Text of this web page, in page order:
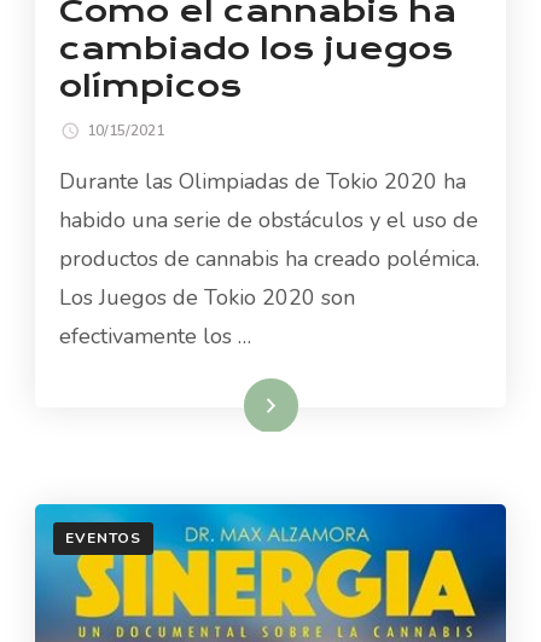
Como el cannabis ha
cambiado los juegos
olímpicos
10/15/2021
Durante las Olimpiadas de Tokio 2020 ha
habido una serie de obstáculos y el uso de
productos de cannabis ha creado polémica.
Los Juegos de Tokio 2020 son
efectivamente los …
Read More
EVENTOS